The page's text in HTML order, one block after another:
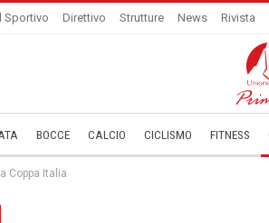
Sportivo Direttivo Strutture News Rivista
BOCCE CALCIO CICLISMO FITNESS
Coppa Italia